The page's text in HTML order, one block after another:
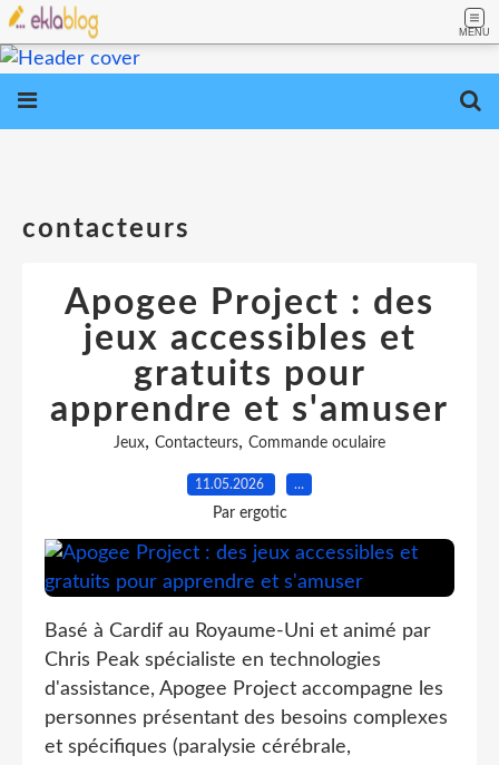
MENU
contacteurs
Apogee Project : des
jeux accessibles et
gratuits pour
apprendre et s'amuser
Jeux, Contacteurs, Commande oculaire
11.05.2026 …
Par ergotic
Basé à Cardif au Royaume-Uni et animé par
Chris Peak spécialiste en technologies
d'assistance, Apogee Project accompagne les
personnes présentant des besoins complexes
et spécifiques (paralysie cérébrale,